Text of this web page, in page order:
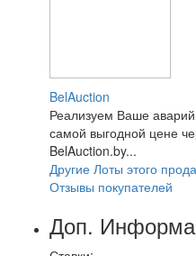
BelAuction
Реализуем Ваше
самой выгодной цене
BelAuction.by...
Другие Лоты этого
Отзывы покупателей
Доп.